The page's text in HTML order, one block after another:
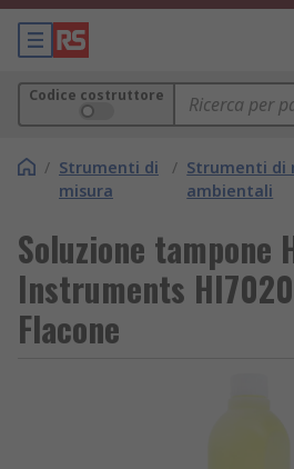
Codice costruttore
/ Strumenti di
misura
/ Strumenti di
ambientali
Soluzione tampone
Instruments
Flacone